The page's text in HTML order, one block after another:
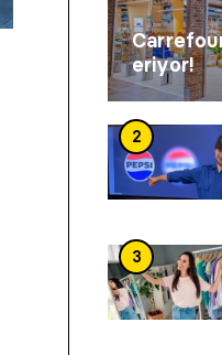
eriyor!
2
3